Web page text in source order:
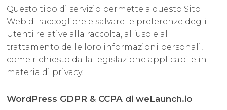
Questo tipo di servizio permette a questo Sito
Web di raccogliere e salvare le preferenze degli
Utenti relative alla raccolta, all’uso e al
trattamento delle loro informazioni personali,
come richiesto dalla legislazione applicabile in
materia di privacy.
WordPress GDPR & CCPA di weLaunch.io